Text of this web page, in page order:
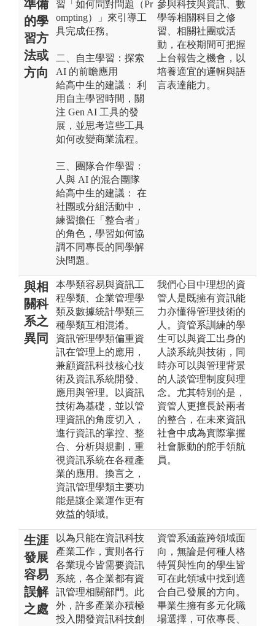
準備
的學
習方
法或
方向
習「如何問對問題（Pr
ompting）」來引導工
具完成任務。
二、自主學習：探索
AI 的前瞻應用
給高中生的建議： 利
用自主學習時間，關
注 Gen AI 工具的發
展，並思考這些工具
如何改變商業流程。
三、團隊合作學習：
人與 AI 的混合團隊
給高中生的建議： 在
社團或分組活動中，
練習擔任「整合者」
的角色，學習如何協
調不同專長的同學解
決問題。
參與科技與資訊、數
學等相關科目之修
習、相關社團或活
動，在校期間可把握
上台報告之機會，以
培養適宜的邏輯與語
言表達能力。
與相
關科
系之
異同
本學類容易與資訊工
程學類、企業管理學
類及數據統計學類三
種學類互相混淆。
資訊管理學類偏重資
訊在管理上的應用，
兼顧資訊科技核心技
術及資訊系統開發、
應用與管理。以資訊
技術為基礎，並以管
理資訊的角度切入，
進行資訊的掌控、整
合、分析與規劃，重
視資訊系統在各種產
業的應用。換言之，
資訊管理學類主要功
能是讓企業運作更有
效益的領域。
我們心目中理想的資
管人是既擁有資訊能
力亦懂得管理技術的
人。資管系訓練的學
生可以與資工出身的
人談系統與技術，同
時亦可以與管理背景
的人談管理制度與理
念。尤其特別的是，
資管人更擅長於兩者
的整合，在未來資訊
社會中成為實際掌握
社會脈動的舵手領航
員。
生涯
發展
容易
誤解
之處
以為只能在資訊科技
產業工作，實則各行
各業現今皆需要資訊
系統，各企業都有資
訊管理相關部門。此
外，許多產業亦積極
投入開發資訊科技創
資管系涵蓋跨領域面
向，無論是何種人格
特質與性向的學生皆
可在此領域中找到適
合自己發展的方向。
畢業生擁有多元化職
場選擇，可依專長、